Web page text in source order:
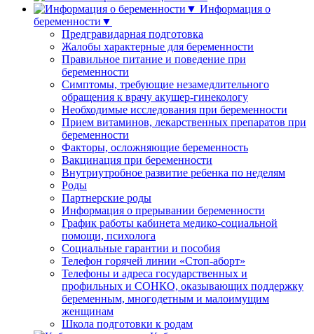
Информация о
беременности▼
Предгравидарная подготовка
Жалобы характерные для беременности
Правильное питание и поведение при
беременности
Симптомы, требующие незамедлительного
обращения к врачу акушер-гинекологу
Необходимые исследования при беременности
Прием витаминов, лекарственных препаратов при
беременности
Факторы, осложняющие беременность
Вакцинация при беременности
Внутриутробное развитие ребенка по неделям
Роды
Партнерские роды
Информация о прерывании беременности
График работы кабинета медико-социальной
помощи, психолога
Социальные гарантии и пособия
Телефон горячей линии «Стоп-аборт»
Телефоны и адреса государственных и
профильных и СОНКО, оказывающих поддержку
беременным, многодетным и малоимущим
женщинам
Школа подготовки к родам